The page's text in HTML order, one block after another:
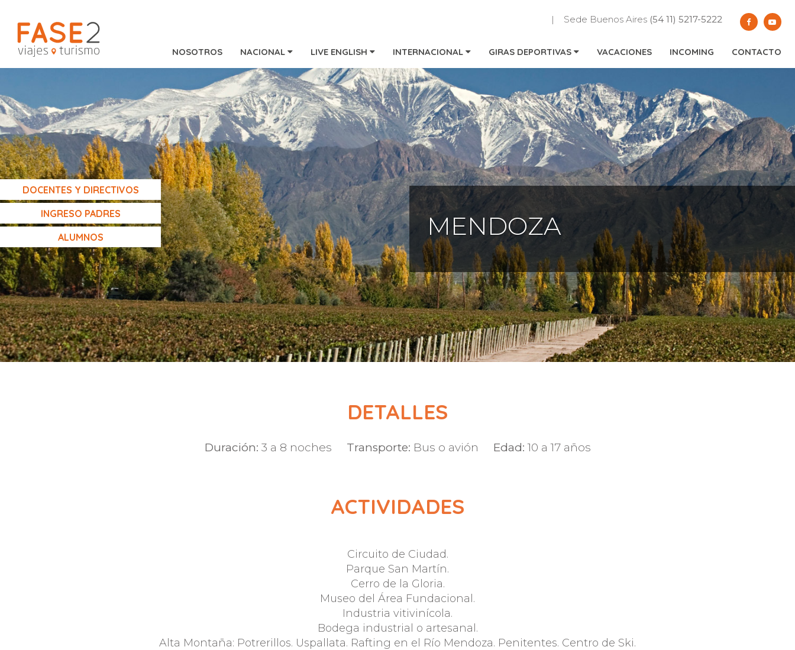
| Sede Buenos Aires (54 11) 5217-5222
NOSOTROS NACIONAL LIVE ENGLISH INTERNACIONAL GIRAS DEPORTIVAS VACACIONES INCOMING CONTACTO
MENDOZA
DOCENTES Y DIRECTIVOS
INGRESO PADRES
ALUMNOS
DETALLES
Duración: 3 a 8 noches Transporte: Bus o avión Edad: 10 a 17 años
ACTIVIDADES
Circuito de Ciudad.
Parque San Martín.
Cerro de la Gloria.
Museo del Área Fundacional.
Industria vitivinícola.
Bodega industrial o artesanal.
Alta Montaña: Potrerillos. Uspallata. Rafting en el Río Mendoza. Penitentes. Centro de Ski.